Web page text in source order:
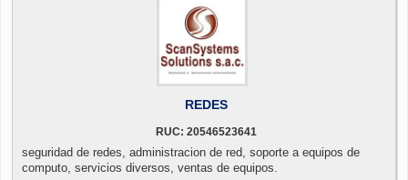
REDES
RUC: 20546523641
seguridad de redes, administracion de red, soporte a equipos de
computo, servicios diversos, ventas de equipos.